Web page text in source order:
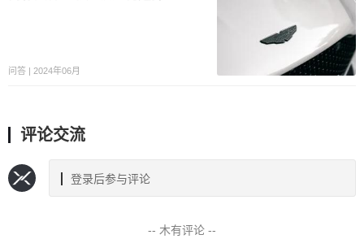
问答 | 2024年06月
评论交流
登录后参与评论
-- 木有评论 --